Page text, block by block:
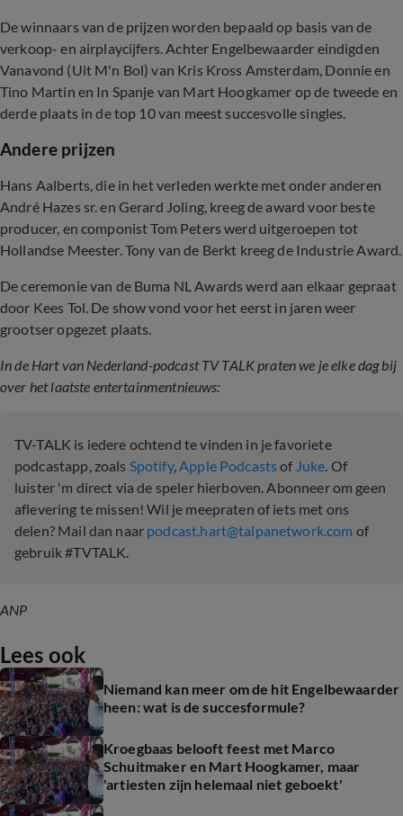
De winnaars van de prijzen worden bepaald op basis van de
verkoop- en airplaycijfers. Achter Engelbewaarder eindigden
Vanavond (Uit M'n Bol) van Kris Kross Amsterdam, Donnie en
Tino Martin en In Spanje van Mart Hoogkamer op de tweede en
derde plaats in de top 10 van meest succesvolle singles.
Andere prijzen
Hans Aalberts, die in het verleden werkte met onder anderen
André Hazes sr. en Gerard Joling, kreeg de award voor beste
producer, en componist Tom Peters werd uitgeroepen tot
Hollandse Meester. Tony van de Berkt kreeg de Industrie Award.
De ceremonie van de Buma NL Awards werd aan elkaar gepraat
door Kees Tol. De show vond voor het eerst in jaren weer
grootser opgezet plaats.
In de Hart van Nederland-podcast TV TALK praten we je elke dag bij
over het laatste entertainmentnieuws:
TV-TALK is iedere ochtend te vinden in je favoriete
podcastapp, zoals Spotify,Apple Podcastsof Juke. Of
luister 'm direct via de speler hierboven. Abonneer om geen
aflevering te missen! Wil je meepraten of iets met ons
delen? Mail dan naar podcast.hart@talpanetwork.com of
gebruik #TVTALK.
ANP
Lees ook
Niemand kan meer om de hit Engelbewaarder
heen: wat is de succesformule?
Kroegbaas belooft feest met Marco
Schuitmaker en Mart Hoogkamer, maar
'artiesten zijn helemaal niet geboekt'